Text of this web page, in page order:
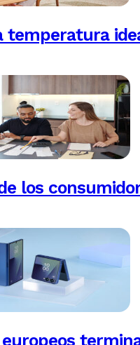
temperatura
los
europeos